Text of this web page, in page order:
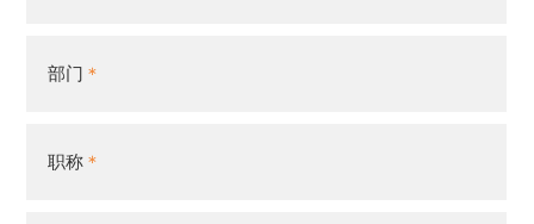
部门
职称